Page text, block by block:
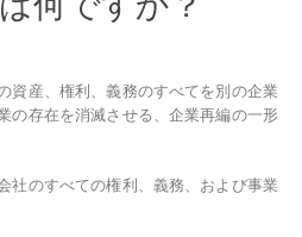
資産、権利、義務のすべてを別の企業
の存在を消滅させる、企業再編の一形
社のすべての権利、義務、および事業